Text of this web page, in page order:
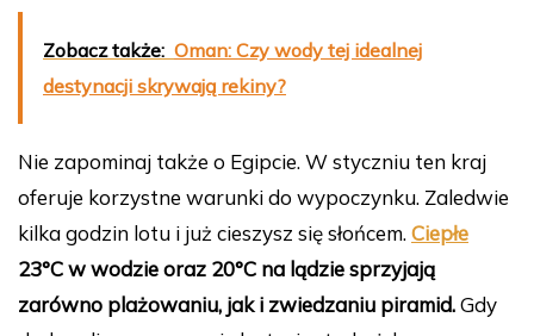
Zobacz także: Oman: Czy wody tej idealnej
destynacji skrywają rekiny?
Nie zapominaj także o Egipcie. W styczniu ten kraj
oferuje korzystne warunki do wypoczynku. Zaledwie
kilka godzin lotu i już cieszysz się słońcem. Ciepłe
23°C w wodzie oraz 20°C na lądzie sprzyjają
zarówno plażowaniu, jak i zwiedzaniu piramid.Gdy